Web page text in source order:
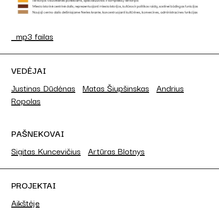
VEDĖJAI
Justinas Dūdėnas Matas Šiupšinskas Andrius
Ropolas
PAŠNEKOVAI
Sigitas Kuncevičius Artūras Blotnys
PROJEKTAI
Aikštėje
mp3 failas